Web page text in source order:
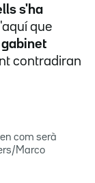
s'ha
que
contradiran
com serà
Marco